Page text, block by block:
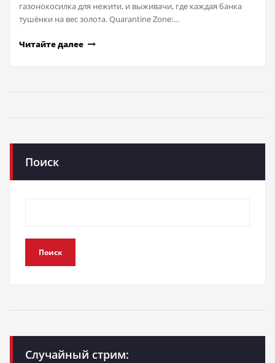
газонокосилка для нежити, и выживачи, где каждая банка
тушёнки на вес золота. Quarantine Zone:…
Читайте далее
Поиск
Поиск
Случайный стрим: